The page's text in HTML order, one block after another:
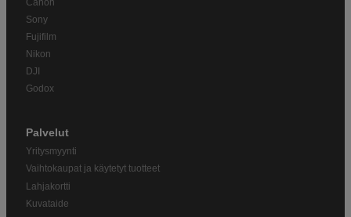
Sony
Fujifilm
Nikon
DJI
Godox
Palvelut
Yritysmyynti
Vaihtokaupat ja käytetyt tuotteet
Lahjakortti
Kuvataide